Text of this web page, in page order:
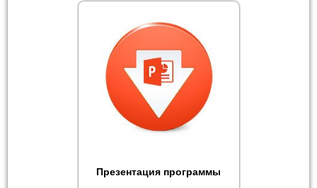
Презентация программы